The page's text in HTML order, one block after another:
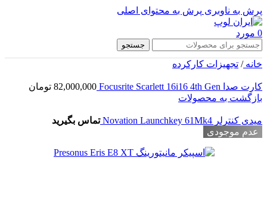
پرش به ناوبری پرش به محتوای اصلی
0 مورد
جستجو
خانه/ تجهیزات کارکرده
کارت صدا Focusrite Scarlett 16i16 4th Gen 82,000,000 تومان
بازگشت به محصولات
میدی کنترلر Novation Launchkey 61Mk4
تماس بگیرید
عدم موجودی